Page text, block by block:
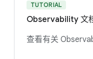
TUTORIAL
Observability 文
查看有关